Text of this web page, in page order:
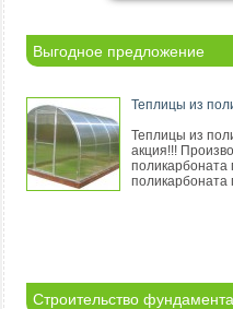
Выгодное предложение
Теплицы из
Теплицы из
акция!!!
поликарбоната
Строительство фундамента